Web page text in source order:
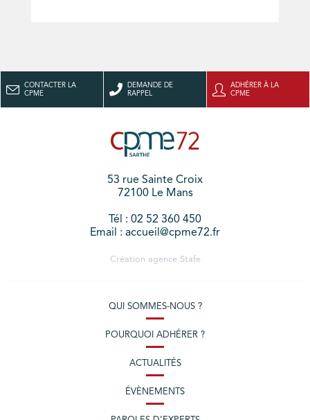
CONTACTER LA
CPME
DEMANDE DE
RAPPEL
ADHÉRER À LA
CPME
53 rue Sainte Croix
72100 Le Mans
Tél : 02 52 360 450
Email : accueil@cpme72.fr
Création agence Stafe
QUI SOMMES-NOUS ?
POURQUOI ADHÉRER ?
ACTUALITÉS
ÉVÈNEMENTS